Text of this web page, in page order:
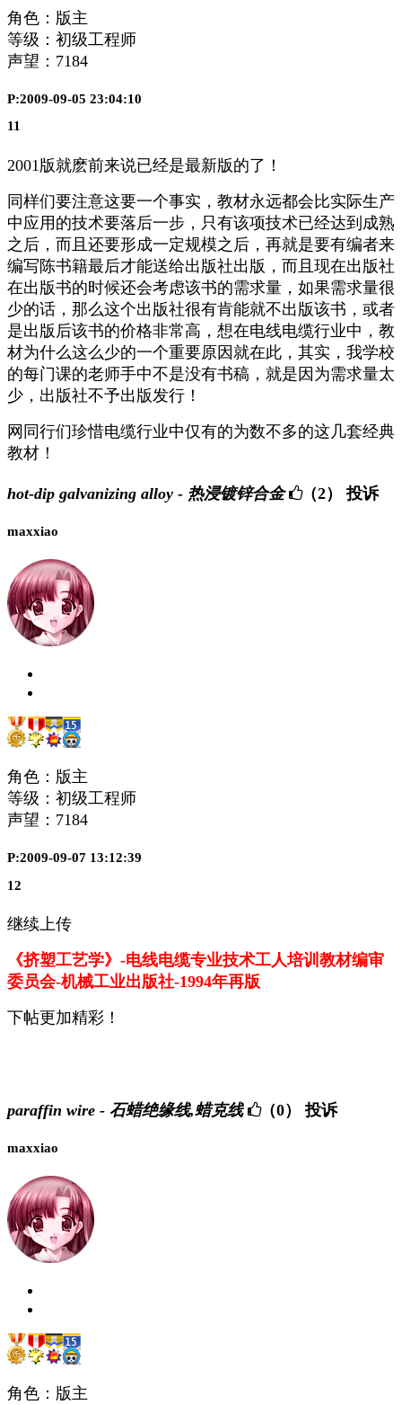
角色：版主
等级：初级工程师
声望： 7184
P:2009-09-05 23:04:10
11
2001版就麽前来说已经是最新版的了！
同样们要注意这要一个事实，教材永远都会比实际生产
中应用的技术要落后一步，只有该项技术已经达到成熟
之后，而且还要形成一定规模之后，再就是要有编者来
编写陈书籍最后才能送给出版社出版，而且现在出版社
在出版书的时候还会考虑该书的需求量，如果需求量很
少的话，那么这个出版社很有肯能就不出版该书，或者
是出版后该书的价格非常高，想在电线电缆行业中，教
材为什么这么少的一个重要原因就在此，其实，我学校
的每门课的老师手中不是没有书稿，就是因为需求量太
少，出版社不予出版发行！
网同行们珍惜电缆行业中仅有的为数不多的这几套经典
教材！
hot-dip galvanizing alloy - 热浸镀锌合金 （2） 投诉
maxxiao
角色：版主
等级：初级工程师
声望： 7184
P:2009-09-07 13:12:39
12
继续上传
《挤塑工艺学》-电线电缆专业技术工人培训教材编审
委员会-机械工业出版社-1994年再版
下帖更加精彩！
paraffin wire - 石蜡绝缘线,蜡克线 （0） 投诉
maxxiao
角色：版主